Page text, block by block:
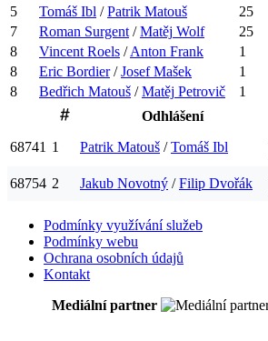
5 Tomáš Ibl /Patrik Matouš 25
7
Roman Surgent /Matěj Wolf 25
8
Vincent Roels /Anton Frank 1
8
Eric Bordier/Josef Mašek 1
8
Bedřich Matouš /Matěj Petrovič 1
Odhlášení
68741 1 Patrik Matouš /Tomáš Ibl
68754 2 Jakub Novotný /Filip Dvořák
Podmínky využívání služeb
Podmínky webu
Ochrana osobních údajů
Kontakt
Mediální partner